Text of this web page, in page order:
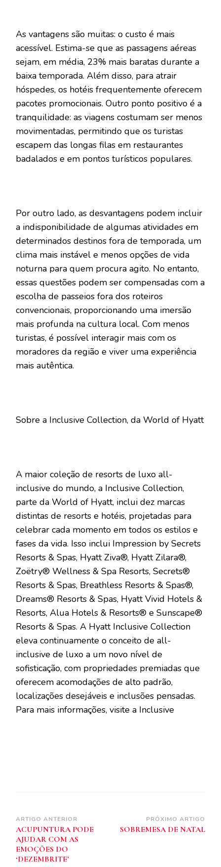
As vantagens são muitas: o custo é mais
acessível. Estima-se que as passagens aéreas
sejam, em média, 23% mais baratas durante a
baixa temporada. Além disso, para atrair
hóspedes, os hotéis frequentemente oferecem
pacotes promocionais. Outro ponto positivo é a
tranquilidade: as viagens costumam ser menos
movimentadas, permitindo que os turistas
escapem das longas filas em restaurantes
badalados e em pontos turísticos populares.
Por outro lado, as desvantagens podem incluir
a indisponibilidade de algumas atividades em
determinados destinos fora de temporada, um
clima mais instável e menos opções de vida
noturna para quem procura agito. No entanto,
essas questões podem ser compensadas com a
escolha de passeios fora dos roteiros
convencionais, proporcionando uma imersão
mais profunda na cultura local. Com menos
turistas, é possível interagir mais com os
moradores da região e viver uma experiência
mais autêntica.
Sobre a Inclusive Collection, da World of Hyatt
A maior coleção de resorts de luxo all-
inclusive do mundo, a Inclusive Collection,
parte da World of Hyatt, inclui dez marcas
distintas de resorts e hotéis, projetadas para
celebrar cada momento em todos os estilos e
fases da vida. Isso inclui Impression by Secrets
Resorts & Spas, Hyatt Ziva®, Hyatt Zilara®,
Zoëtry® Wellness & Spa Resorts, Secrets®
Resorts & Spas, Breathless Resorts & Spas®,
Dreams® Resorts & Spas, Hyatt Vivid Hotels &
Resorts, Alua Hotels & Resorts® e Sunscape®
Resorts & Spas. A Hyatt Inclusive Collection
eleva continuamente o conceito de all-
inclusive de luxo a um novo nível de
sofisticação, com propriedades premiadas que
oferecem acomodações de alto padrão,
localizações desejáveis e inclusões pensadas.
Para mais informações, visite a Inclusive
Navegação
de
post
ARTIGO ANTERIOR
ACUPUNTURA PODE
AJUDAR COM AS
EMOÇÕES DO
‘DEZEMBRITE’
PRÓXIMO ARTIGO
SOBREMESA DE NATAL